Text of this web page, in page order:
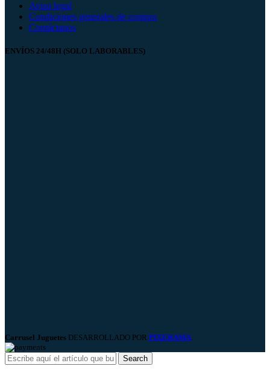
Aviso legal
Condiciones generales de compra
Contáctanos
ENVÍOS 24/48H (SOLO LABORABLES)
Carrusel Juguetes DESARROLLADO POR PIXERAMA.
Search